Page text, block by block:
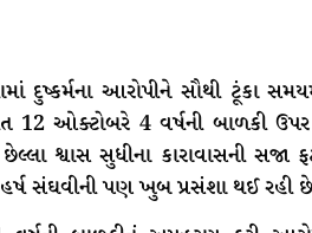
દુષ્કર્મના આરોપીને સૌથી ટૂંકા
12 ઓક્ટોબરે 4 વર્ષની બાળકી
શ્વાસ સુધીના કારાવાસની
હર્ષ સંઘવીની પણ ખુબ પ્રસંશા થઈ રહી